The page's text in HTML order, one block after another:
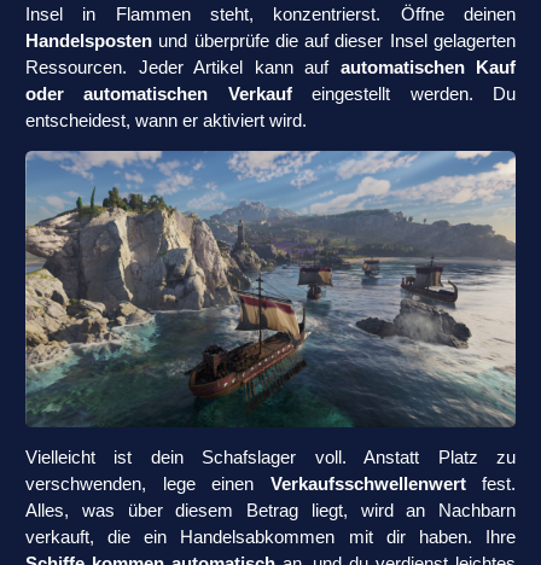
Insel in Flammen steht, konzentrierst. Öffne deinen
Handelsposten und überprüfe die auf dieser Insel gelagerten
Ressourcen. Jeder Artikel kann auf automatischen Kauf
oder automatischen Verkaufeingestellt werden. Du
entscheidest, wann er aktiviert wird.
Vielleicht ist dein Schafslager voll. Anstatt Platz zu
verschwenden, lege einen Verkaufsschwellenwertfest.
Alles, was über diesem Betrag liegt, wird an Nachbarn
verkauft, die ein Handelsabkommen mit dir haben. Ihre